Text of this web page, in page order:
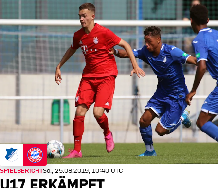
SPIELBERICHTSo., 25.08.2019, 10:40 UTC
U17 ERKÄMPFT